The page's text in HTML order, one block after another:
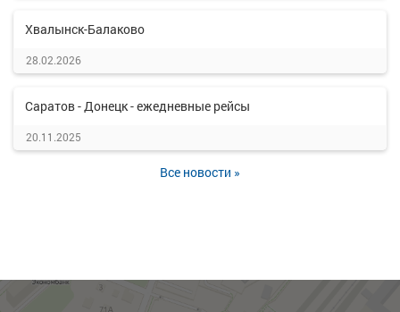
Хвалынск-Балаково
28.02.2026
Саратов - Донецк - ежедневные рейсы
20.11.2025
Все новости »